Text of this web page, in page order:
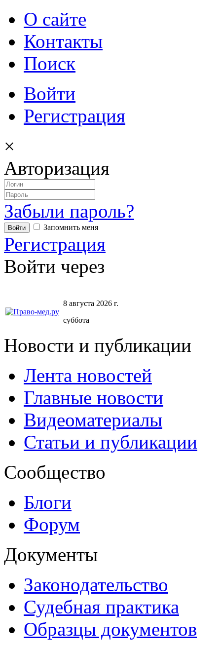
О сайте
Контакты
Поиск
Войти
Регистрация
×
Авторизация
Забыли пароль?
Запомнить меня
Регистрация
Войти через
8 августа 2026 г.
суббота
Новости и публикации
Лента новостей
Главные новости
Видеоматериалы
Статьи и публикации
Сообщество
Блоги
Форум
Документы
Законодательство
Судебная практика
Образцы документов